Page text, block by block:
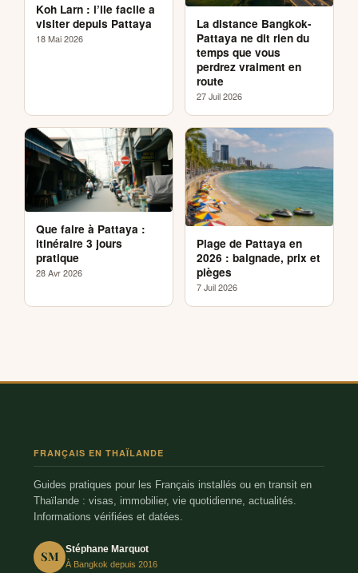
Koh Larn : l’ile facile a
visiter depuis Pattaya
18 Mai 2026
La distance Bangkok-
Pattaya ne dit rien du
temps que vous
perdrez vraiment en
route
27 Juil 2026
Que faire à Pattaya :
itinéraire 3 jours
pratique
28 Avr 2026
Plage de Pattaya en
2026 : baignade, prix et
pièges
7 Juil 2026
FRANÇAIS EN THAÏLANDE
Guides pratiques pour les Français installés ou en transit en
Thaïlande : visas, immobilier, vie quotidienne, actualités.
Informations vérifiées et datées.
SM Stéphane Marquot
À Bangkok depuis 2016